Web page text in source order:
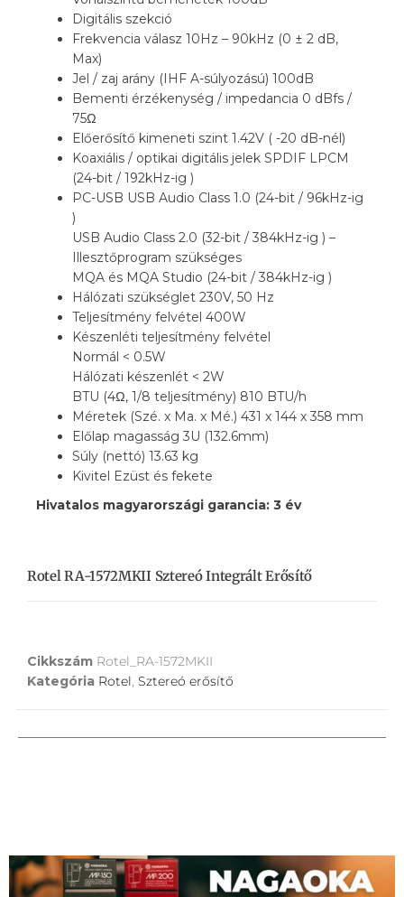
Digitális szekció
Frekvencia válasz 10Hz – 90kHz (0 ± 2 dB,
Max)
Jel / zaj arány (IHF A-súlyozású) 100dB
Bementi érzékenység / impedancia 0 dBfs /
75Ω
Előerősítő kimeneti szint 1.42V ( -20 dB-nél)
Koaxiális / optikai digitális jelek SPDIF LPCM
(24-bit / 192kHz-ig )
PC-USB USB Audio Class 1.0 (24-bit / 96kHz-ig
)
USB Audio Class 2.0 (32-bit / 384kHz-ig ) –
Illesztőprogram szükséges
MQA és MQA Studio (24-bit / 384kHz-ig )
Hálózati szükséglet 230V, 50 Hz
Teljesítmény felvétel 400W
Készenléti teljesítmény felvétel
Normál < 0.5W
Hálózati készenlét < 2W
BTU (4Ω, 1/8 teljesítmény) 810 BTU/h
Méretek (Szé. x Ma. x Mé.) 431 x 144 x 358 mm
Előlap magasság 3U (132.6mm)
Súly (nettó) 13.63 kg
Kivitel Ezüst és fekete
Hivatalos magyarországi garancia: 3 év
Rotel RA-1572MKII Sztereó Integrált Erősítő
Cikkszám Rotel_RA-1572MKII
Kategória Rotel, Sztereó erősítő